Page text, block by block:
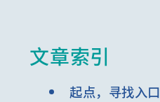
文章索引
起点，寻找入口